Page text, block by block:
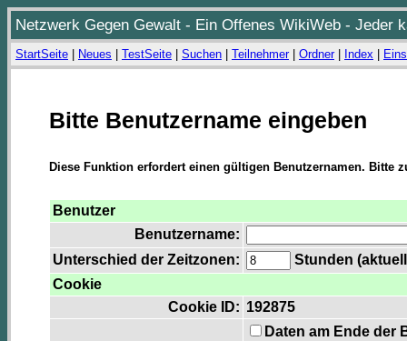
Netzwerk Gegen Gewalt - Ein Offenes WikiWeb - Jeder
StartSeite Neues TestSeite Suchen Teilnehmer| Ordner| Index
Bitte Benutzername eingeben
Diese Funktion erfordert einen gültigen Benutzernamen. Bitte
Benutzer
Benutzername:
Unterschied der Zeitzonen:
Stunden
Cookie
Cookie ID: 192875
Daten am Ende der